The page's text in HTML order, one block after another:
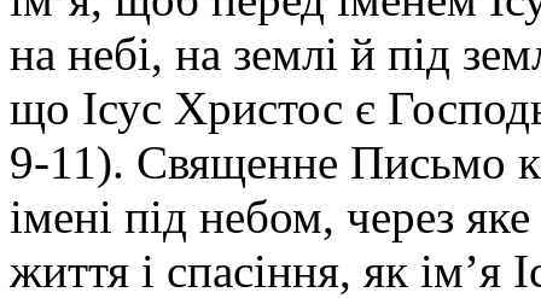
на небі, на землі й під
що Ісус Христос є
9-11). Священне Письмо
імені під небом, через
життя і спасіння, як ім’я